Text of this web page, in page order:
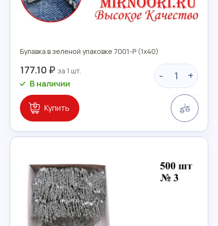
Булавка в зеленой упаковке 7001-Р (1х40)
177.10 ₽ - +
В наличии
Купить